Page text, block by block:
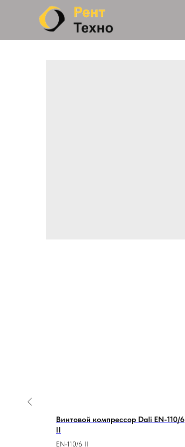
Винтовой компрессор Dali EN-110/6
II
EN-110/6 II